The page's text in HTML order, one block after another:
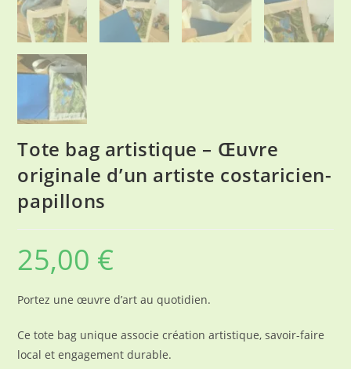
Tote bag artistique – Œuvre
originale d’un artiste costaricien-
papillons
25,00 €
Portez une œuvre d’art au quotidien.
Ce tote bag unique associe création artistique, savoir-faire
local et engagement durable.